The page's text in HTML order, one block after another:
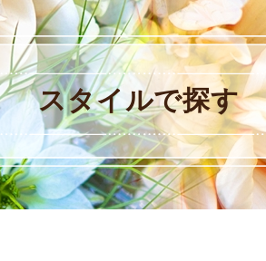
スタイルで探す